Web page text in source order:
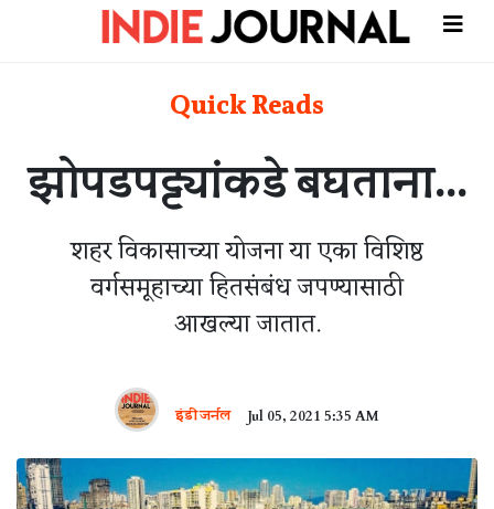
Quick Reads
झोपडपट्ट्यांकडे बघताना...
शहर विकासाच्या योजना या एका विशिष्ठ
वर्गसमूहाच्या हितसंबंध जपण्यासाठी
आखल्या जातात.
इंडी जर्नल Jul 05, 2021 5:35 AM